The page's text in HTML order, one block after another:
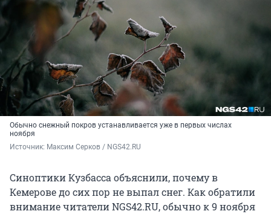
Обычно снежный покров устанавливается уже в первых числах
ноября
Источник: Максим Серков / NGS42.RU
Синоптики Кузбасса объяснили, почему в
Кемерове до сих пор не выпал снег. Как обратили
внимание читатели NGS42.RU, обычно к 9 ноября